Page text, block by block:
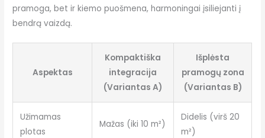
pramoga, bet ir kiemo puošmena, harmoningai įsiliejanti į
bendrą vaizdą.
Aspektas
Kompaktiška
integracija
(Variantas A)
Išplėsta
pramogų zona
(Variantas B)
Užimamas
plotas
Mažas (iki 10 m²)
Didelis (virš 20
m²)